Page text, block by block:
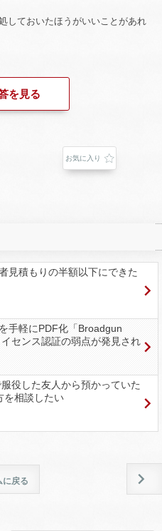
しておいたほうがいいことがあれ
を見る
お気に入り
見積もりの半額以下にできた
手軽にPDF化「Broadgun
センス認証の弱点が発見され
役した友人から預かっていた
を相談したい
に戻る